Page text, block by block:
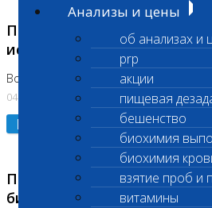
Анализы и цены
об анализах и
prp
акции
пищевая
бешенство
биохимия
биохимия
взятие проб и
витамины
Приостановка срочных
исследований
Во Владыкино
04.08.2026
Подробнее
Приостановлено
биохимических